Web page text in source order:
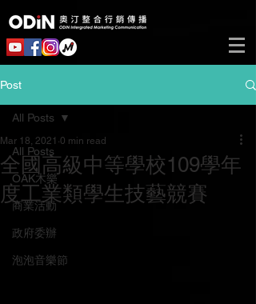
Post
All Posts
OAK木樂
商業活動
政府委辦
泡泡音樂節
All Posts
全國高級中等學校109學年
度工業類學生技藝競賽
Mar 18, 2021 0 min read